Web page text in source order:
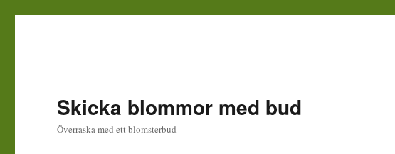
Skicka blommor med bud
Överraska med ett blomsterbud